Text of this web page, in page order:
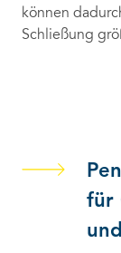
können
Schließung
für